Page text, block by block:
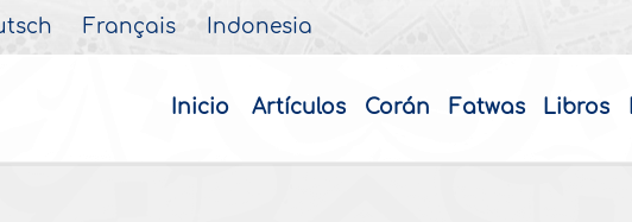
Français Indonesia
Inicio Artículos Corán Fatwas Libros